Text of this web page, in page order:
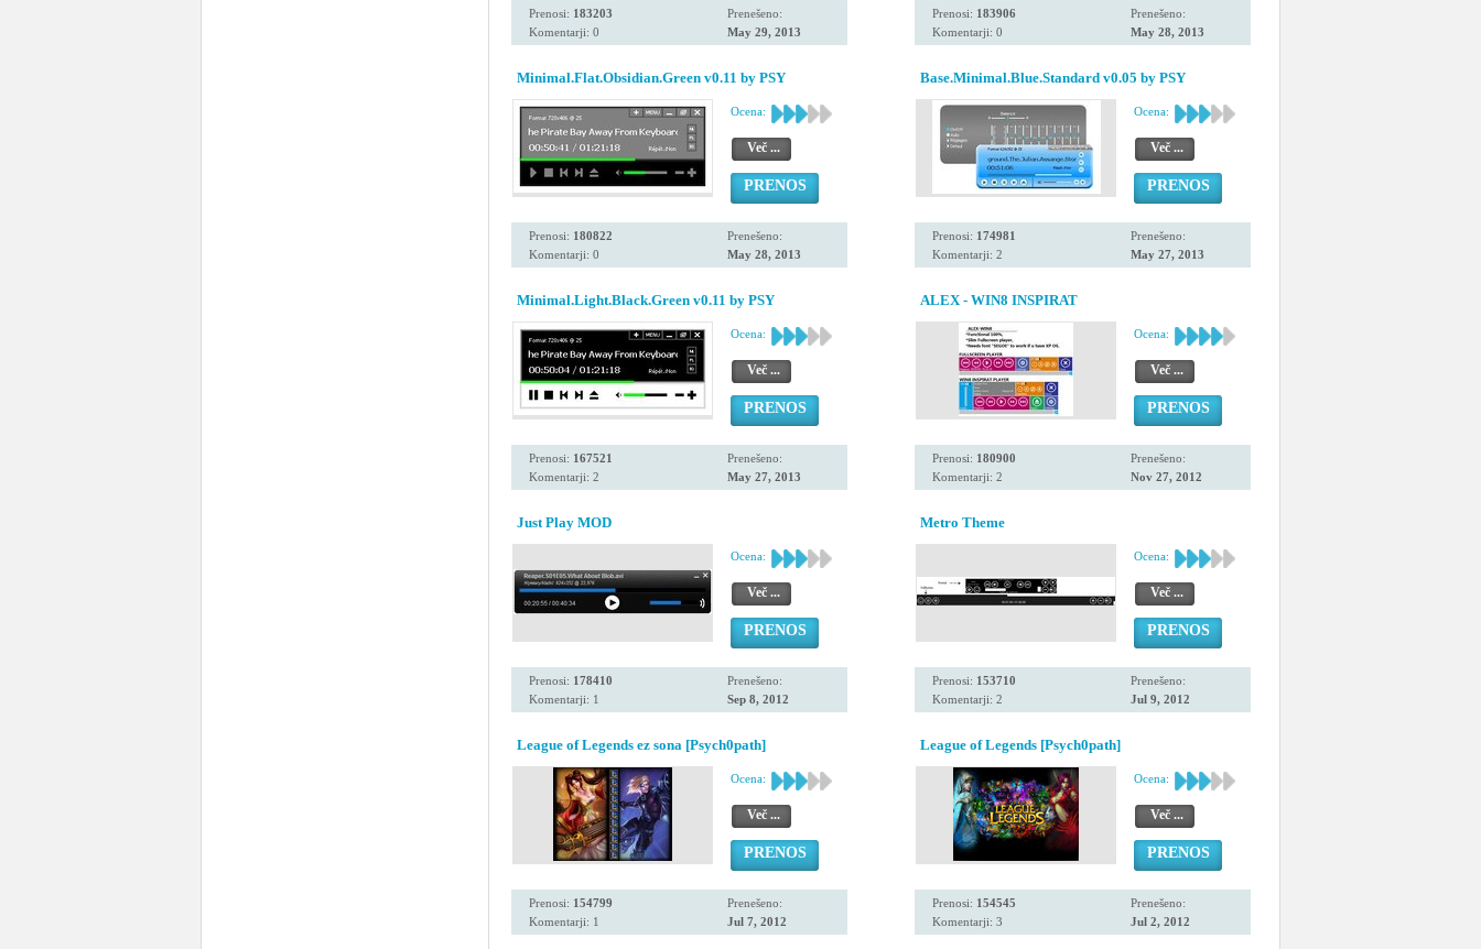
Prenosi: 183203
Komentarji: 0
Prenešeno:
May 29, 2013
Prenosi: 183906
Komentarji: 0
Prenešeno:
May 28, 2013
Minimal.Flat.Obsidian.Green v0.11 by PSY
Ocena:
Več ...
PRENOS
Prenosi: 180822
Komentarji: 0
Prenešeno:
May 28, 2013
Base.Minimal.Blue.Standard v0.05 by PSY
Ocena:
Več ...
PRENOS
Prenosi: 174981
Komentarji: 2
Prenešeno:
May 27, 2013
Minimal.Light.Black.Green v0.11 by PSY
Ocena:
Več ...
PRENOS
Prenosi: 167521
Komentarji: 2
Prenešeno:
May 27, 2013
ALEX - WIN8 INSPIRAT
Ocena:
Več ...
PRENOS
Prenosi: 180900
Komentarji: 2
Prenešeno:
Nov 27, 2012
Just Play MOD
Ocena:
Več ...
PRENOS
Prenosi: 178410
Komentarji: 1
Prenešeno:
Sep 8, 2012
Metro Theme
Ocena:
Več ...
PRENOS
Prenosi: 153710
Komentarji: 2
Prenešeno:
Jul 9, 2012
League of Legends ez sona [Psych0path]
Ocena:
Več ...
PRENOS
Prenosi: 154799
Komentarji: 1
Prenešeno:
Jul 7, 2012
League of Legends [Psych0path]
Ocena:
Več ...
PRENOS
Prenosi: 154545
Komentarji: 3
Prenešeno:
Jul 2, 2012